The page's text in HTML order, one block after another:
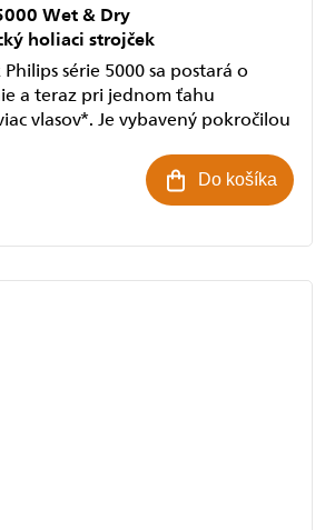
Wet & Dry
holiaci strojček
Do košíka
série 5000 sa postará o
a teraz pri jednom ťahu
vlasov*. Je vybavený pokročilou